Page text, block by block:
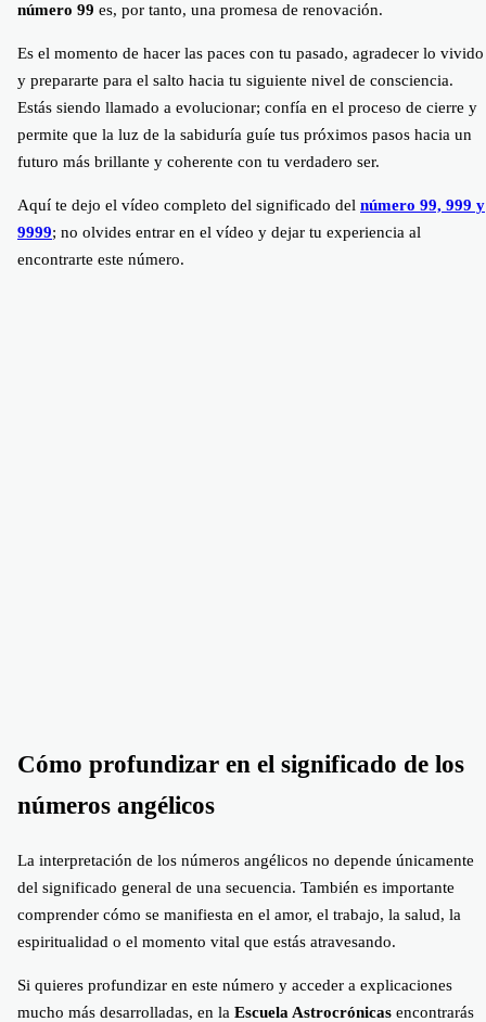
número 99 es, por tanto, una promesa de renovación.
Es el momento de hacer las paces con tu pasado, agradecer lo vivido
y prepararte para el salto hacia tu siguiente nivel de consciencia.
Estás siendo llamado a evolucionar; confía en el proceso de cierre y
permite que la luz de la sabiduría guíe tus próximos pasos hacia un
futuro más brillante y coherente con tu verdadero ser.
Aquí te dejo el vídeo completo del significado del número 99, 999 y
9999; no olvides entrar en el vídeo y dejar tu experiencia al
encontrarte este número.
Cómo profundizar en el significado de los
números angélicos
La interpretación de los números angélicos no depende únicamente
del significado general de una secuencia. También es importante
comprender cómo se manifiesta en el amor, el trabajo, la salud, la
espiritualidad o el momento vital que estás atravesando.
Si quieres profundizar en este número y acceder a explicaciones
mucho más desarrolladas, en la Escuela Astrocrónicas encontrarás